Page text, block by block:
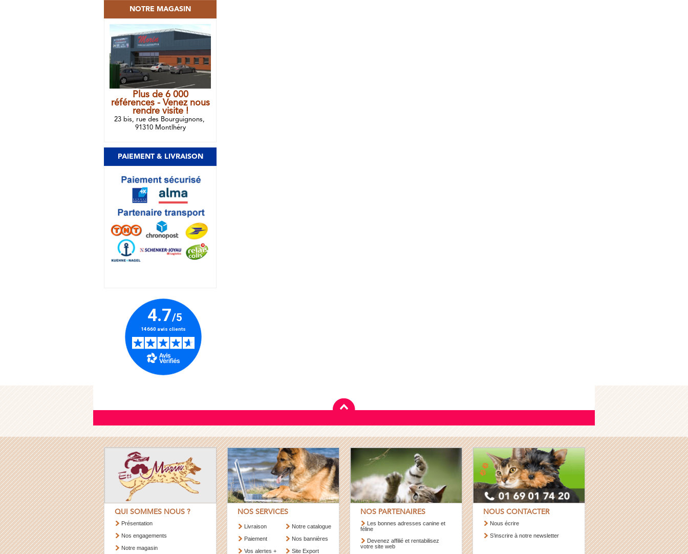
NOTRE MAGASIN
Plus de 6 000
références - Venez nous
rendre visite !
23 bis, rue des Bourguignons,
91310 Montlhéry
PAIEMENT & LIVRAISON
QUI SOMMES NOUS ?
Présentation
Nos engagements
Notre magasin
NOS SERVICES
Livraison
Paiement
Vos alertes +
Notre catalogue
Nos bannières
Site Export
NOS PARTENAIRES
Les bonnes adresses canine et
féline
Devenez affilié et rentabilisez
votre site web
NOUS CONTACTER
Nous écrire
S’inscrire à notre newsletter